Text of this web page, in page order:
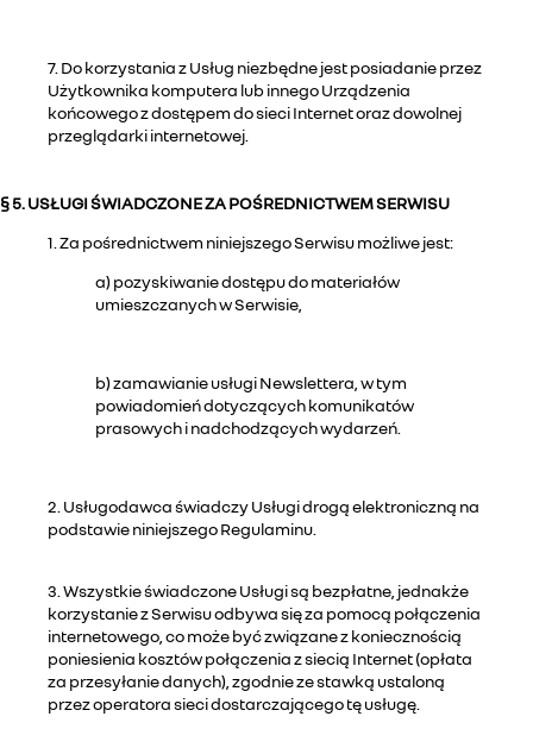
7. Do korzystania z Usług niezbędne jest posiadanie przez
Użytkownika komputera lub innego Urządzenia
końcowego z dostępem do sieci Internet oraz dowolnej
przeglądarki internetowej.
§ 5. USŁUGI ŚWIADCZONE ZA POŚREDNICTWEM SERWISU
1. Za pośrednictwem niniejszego Serwisu możliwe jest:
a) pozyskiwanie dostępu do materiałów
umieszczanych w Serwisie,
b) zamawianie usługi Newslettera, w tym
powiadomień dotyczących komunikatów
prasowych i nadchodzących wydarzeń.
2. Usługodawca świadczy Usługi drogą elektroniczną na
podstawie niniejszego Regulaminu.
3. Wszystkie świadczone Usługi są bezpłatne, jednakże
korzystanie z Serwisu odbywa się za pomocą połączenia
internetowego, co może być związane z koniecznością
poniesienia kosztów połączenia z siecią Internet (opłata
za przesyłanie danych), zgodnie ze stawką ustaloną
przez operatora sieci dostarczającego tę usługę.